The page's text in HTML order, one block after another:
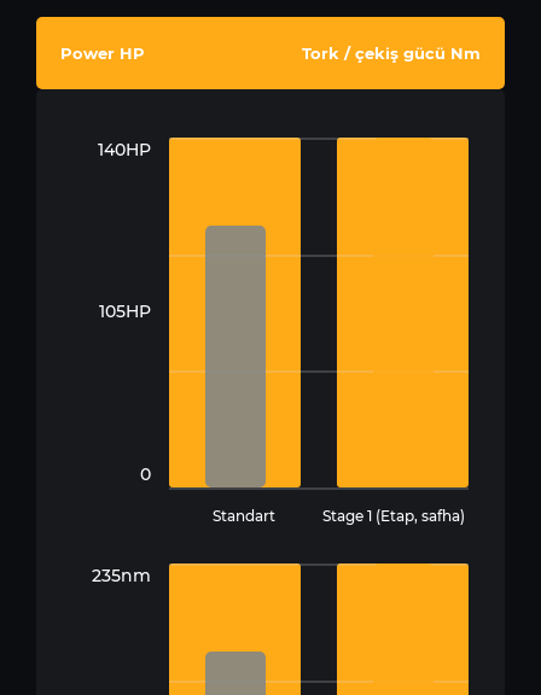
Power HP Tork / çekiş gücü Nm
140HP
105HP
0
Standart Stage 1 (Etap, safha)
235nm